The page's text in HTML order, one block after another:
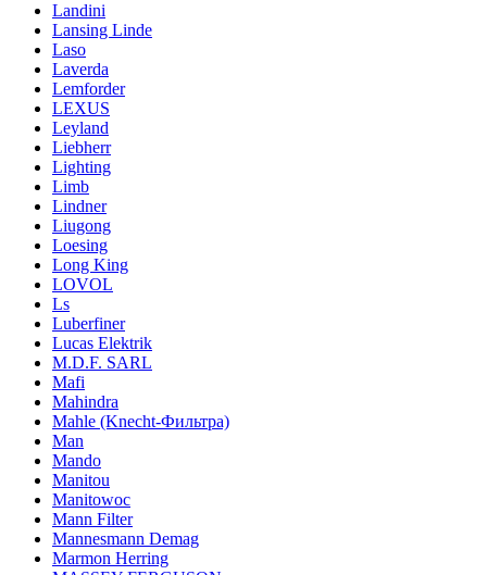
Landini
Lansing Linde
Laso
Laverda
Lemforder
LEXUS
Leyland
Liebherr
Lighting
Limb
Lindner
Liugong
Loesing
Long King
LOVOL
Ls
Luberfiner
Lucas Elektrik
M.D.F. SARL
Mafi
Mahindra
Mahle (Knecht-Фильтра)
Man
Mando
Manitou
Manitowoc
Mann Filter
Mannesmann Demag
Marmon Herring